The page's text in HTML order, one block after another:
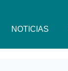
NOTICIAS